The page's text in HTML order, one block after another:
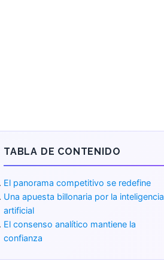
TABLA DE CONTENIDO
El panorama competitivo se redefine
Una apuesta billonaria por la inteligencia
artificial
El consenso analítico mantiene la
confianza